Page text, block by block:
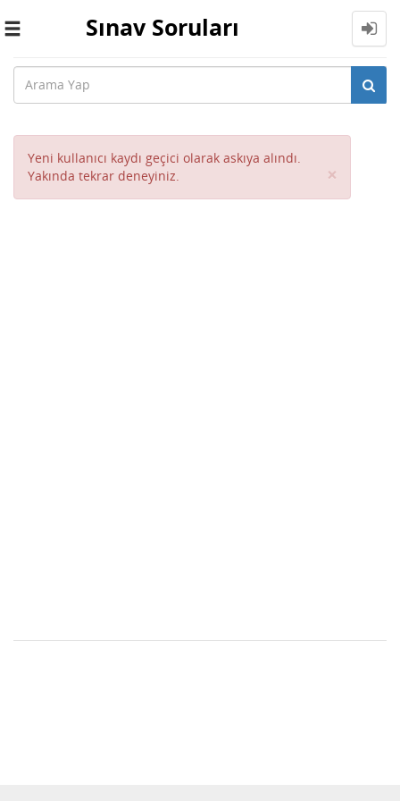
Toggle
Sınav Soruları
Yeni kullanıcı kaydı geçici olarak askıya alındı.
Yakında tekrar deneyiniz.
×